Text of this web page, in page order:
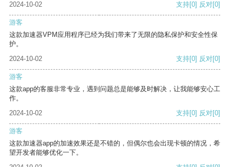
2024-10-02
支持[0] 反对[0]
游客
这款加速器VPM应用程序已经为我们带来了无限的隐私保护和安全性保
护。
2024-10-02
支持[0] 反对[0]
游客
这款app的客服非常专业，遇到问题总是能够及时解决，让我能够安心工
作。
2024-10-02
支持[0] 反对[0]
游客
这款加速器app的加速效果还是不错的，但偶尔也会出现卡顿的情况，希
望开发者能够优化一下。